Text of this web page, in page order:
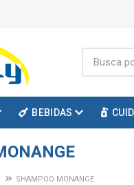
BEBIDAS
SHAMPOO MONANGE